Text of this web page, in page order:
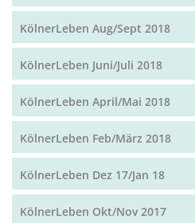
KölnerLeben Aug/Sept 2018
KölnerLeben Juni/Juli 2018
KölnerLeben April/Mai 2018
KölnerLeben Feb/März 2018
KölnerLeben Dez 17/Jan 18
KölnerLeben Okt/Nov 2017